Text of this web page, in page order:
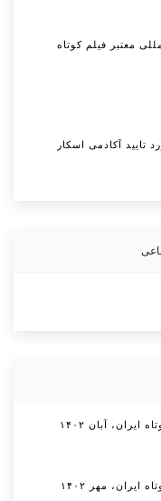
معتبر فیلم کوتاه
تایید آکادمی اسکار
آبان ۱۴۰۲
مهر ۱۴۰۲